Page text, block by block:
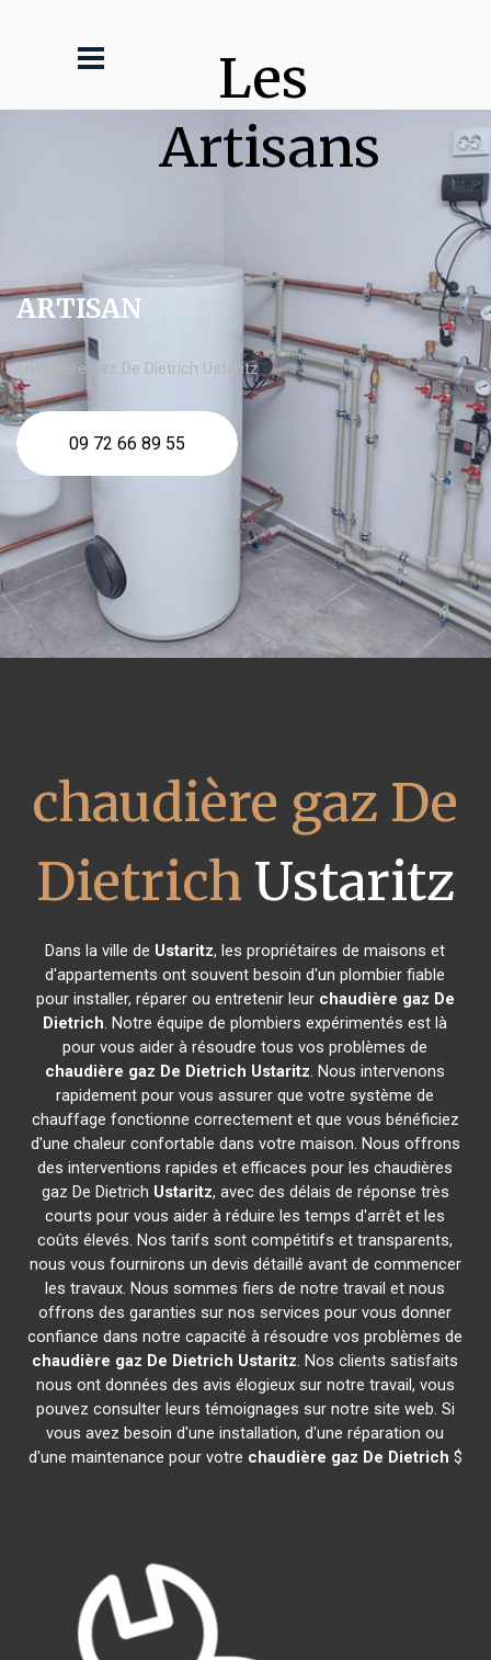
Les
Artisans
ARTISAN
chaudière gaz De Dietrich Ustaritz
09 72 66 89 55
chaudière gaz De
Dietrich Ustaritz
Dans la ville de Ustaritz, les propriétaires de maisons et
d'appartements ont souvent besoin d'un plombier fiable
pour installer, réparer ou entretenir leur chaudière gaz De
Dietrich. Notre équipe de plombiers expérimentés est là
pour vous aider à résoudre tous vos problèmes de
chaudière gaz De Dietrich Ustaritz. Nous intervenons
rapidement pour vous assurer que votre système de
chauffage fonctionne correctement et que vous bénéficiez
d'une chaleur confortable dans votre maison. Nous offrons
des interventions rapides et efficaces pour les chaudières
gaz De Dietrich Ustaritz, avec des délais de réponse très
courts pour vous aider à réduire les temps d'arrêt et les
coûts élevés. Nos tarifs sont compétitifs et transparents,
nous vous fournirons un devis détaillé avant de commencer
les travaux. Nous sommes fiers de notre travail et nous
offrons des garanties sur nos services pour vous donner
confiance dans notre capacité à résoudre vos problèmes de
chaudière gaz De Dietrich Ustaritz. Nos clients satisfaits
nous ont données des avis élogieux sur notre travail, vous
pouvez consulter leurs témoignages sur notre site web. Si
vous avez besoin d'une installation, d'une réparation ou
d'une maintenance pour votre chaudière gaz De Dietrich $